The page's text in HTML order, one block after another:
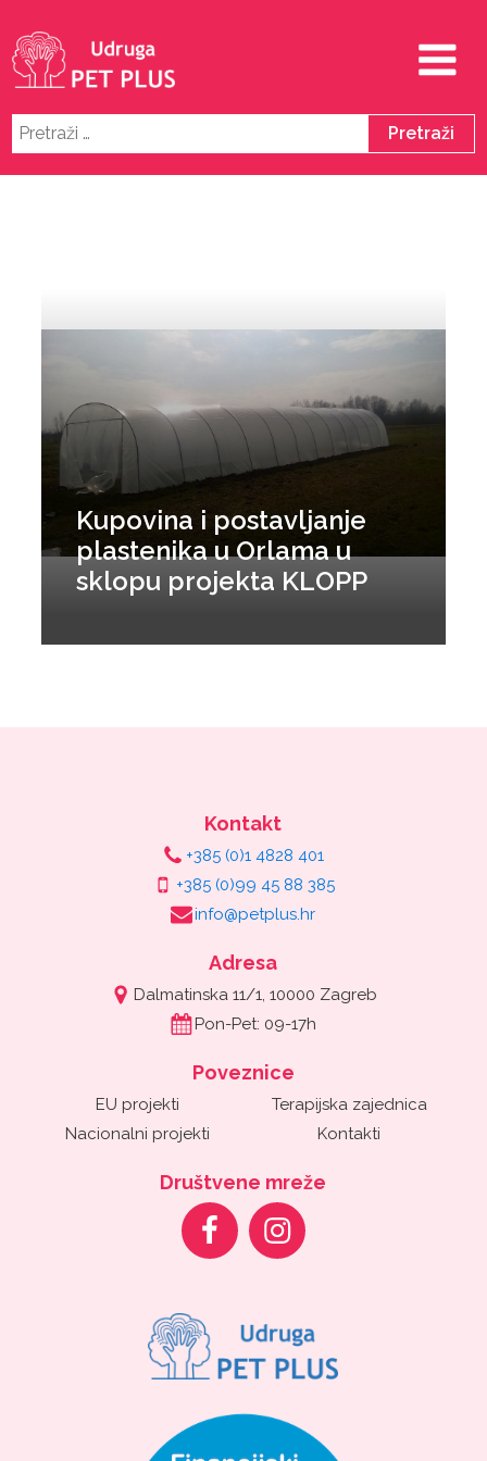
Pretraži:
Kupovina i postavljanje
plastenika u Orlama u
sklopu projekta KLOPP
Kontakt
+385 (0)1 4828 401
+385 (0)99 45 88 385
info@petplus.hr
Adresa
Dalmatinska 11/1, 10000 Zagreb
Pon-Pet: 09-17h
Poveznice
EU projekti
Nacionalni projekti
Terapijska zajednica
Kontakti
Društvene mreže